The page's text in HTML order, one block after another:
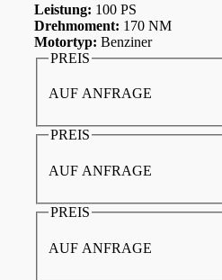
Leistung: 100 PS
Drehmoment: 170 NM
Motortyp: Benziner
PREIS
AUF ANFRAGE
PREIS
AUF ANFRAGE
PREIS
AUF ANFRAGE